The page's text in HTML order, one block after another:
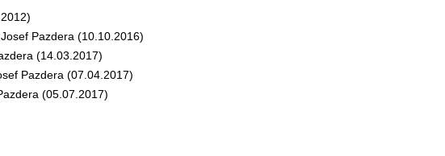
Pazdera (10.10.2016)
(14.03.2017)
Pazdera (07.04.2017)
(05.07.2017)